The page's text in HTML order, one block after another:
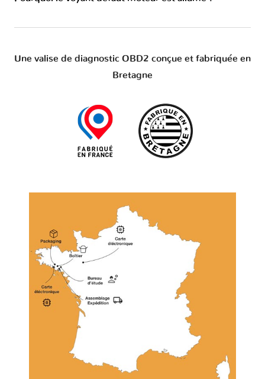
Une valise de diagnostic OBD2 conçue et fabriquée en
Bretagne